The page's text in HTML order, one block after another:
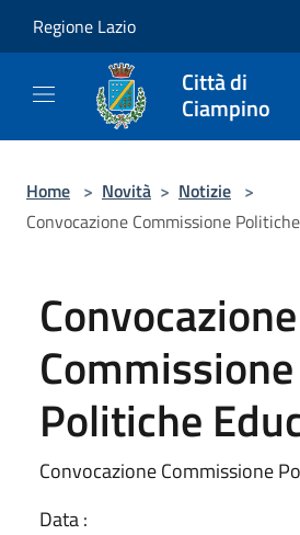
Regione Lazio
Città di
Ciampino
Home > Novità > Notizie >
Convocazione Commissione
Convocazione
Commissione
Politiche
Convocazione Commissione
Data :